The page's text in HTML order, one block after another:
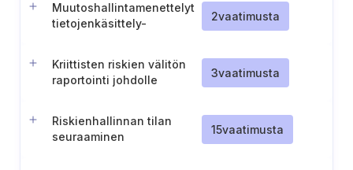
Muutoshallintamenettelyt
tietojenkäsittely-
2vaatimusta
Kriittisten riskien välitön
raportointi johdolle
3vaatimusta
Riskienhallinnan tilan
seuraaminen
15vaatimusta